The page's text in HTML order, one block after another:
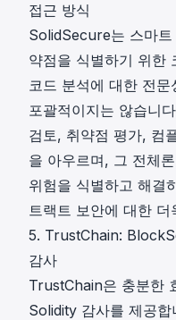
접근 방식
SolidSecure는 스마트
약점을 식별하기 위한
코드 분석에 대한 전
포괄적이지는 않습니
검토, 취약점 평가, 컴
을 아우르며, 그 전체
위험을 식별하고 해결
트랙트 보안에 대한
5. TrustChain:
감사
TrustChain은 충분한
Solidity 감사를 제공